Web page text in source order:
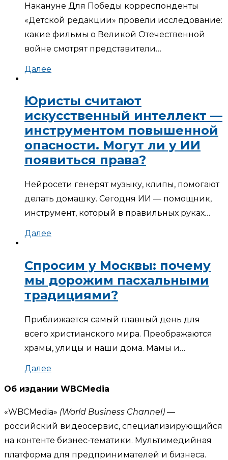
Накануне Для Победы корреспонденты
«Детской редакции» провели исследование:
какие фильмы о Великой Отечественной
войне смотрят представители…
Далее
Юристы считают
искусственный интеллект —
инструментом повышенной
опасности. Могут ли у ИИ
появиться права?
Нейросети генерят музыку, клипы, помогают
делать домашку. Сегодня ИИ — помощник,
инструмент, который в правильных руках…
Далее
Спросим у Москвы: почему
мы дорожим пасхальными
традициями?
Приближается самый главный день для
всего христианского мира. Преображаются
храмы, улицы и наши дома. Мамы и…
Далее
Об издании WBCMedia
«WBCMedia» (World Business Channel) —
российский видеосервис, специализирующийся
на контенте бизнес-тематики. Мультимедийная
платформа для предпринимателей и бизнеса.